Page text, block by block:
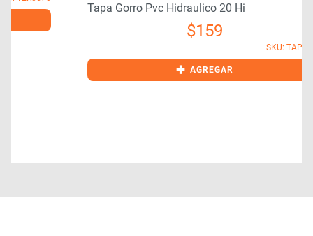
Tapa Gorro Pvc Hidraulico 20 Hi
SKU: TAP0320
AGREGAR